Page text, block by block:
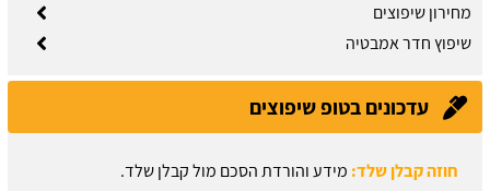
מחירון שיפוצים
שיפוץ חדר אמבטיה
עדכונים בטופ שיפוצים
תיקון קיר גבס:זקוקים לתיקוני גבס? הזמינו בעל מקצוע עוד היום.